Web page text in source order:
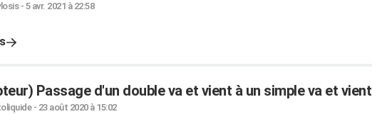
- 5 avr. 2021 à 22:58
Passage d'un double va et vient à un simple va et vient
- 23 août 2020 à 15:02